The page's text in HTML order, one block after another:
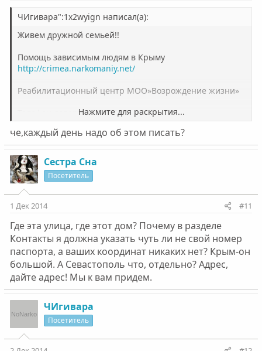
ЧИгивара":1x2wyign написал(а):
Живем дружной семьей!!
Помощь зависимым людям в Крыму
http://crimea.narkomaniy.net/
Реабилитационный центр МОО»Возрождение жизни»
Телефон доверия +79780774411
Нажмите для раскрытия...
че,каждый день надо об этом писать?
Сестра Сна
Посетитель
1 Дек 2014 #11
Где эта улица, где этот дом? Почему в разделе
Контакты я должна указать чуть ли не свой номер
паспорта, а ваших координат никаких нет? Крым-он
большой. А Севастополь что, отдельно? Адрес,
дайте адрес! Мы к вам придем.
ЧИгивара
Посетитель